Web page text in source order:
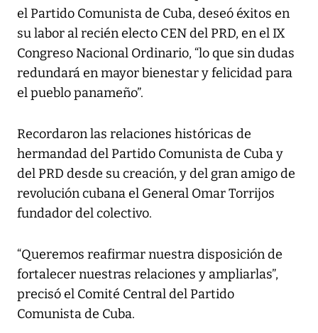
el Partido Comunista de Cuba, deseó éxitos en
su labor al recién electo CEN del PRD, en el IX
Congreso Nacional Ordinario, “lo que sin dudas
redundará en mayor bienestar y felicidad para
el pueblo panameño”.
Recordaron las relaciones históricas de
hermandad del Partido Comunista de Cuba y
del PRD desde su creación, y del gran amigo de
revolución cubana el General Omar Torrijos
fundador del colectivo.
“Queremos reafirmar nuestra disposición de
fortalecer nuestras relaciones y ampliarlas”,
precisó el Comité Central del Partido
Comunista de Cuba.